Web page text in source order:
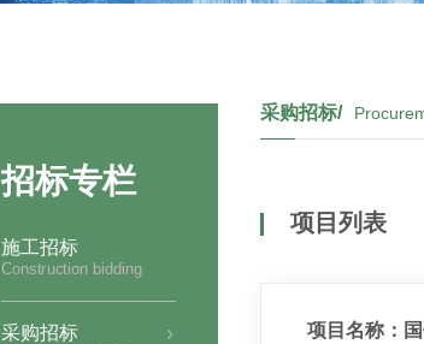
招标专栏
施工招标
Construction bidding
采购招标
采购招标/
项目列表
项目名称：